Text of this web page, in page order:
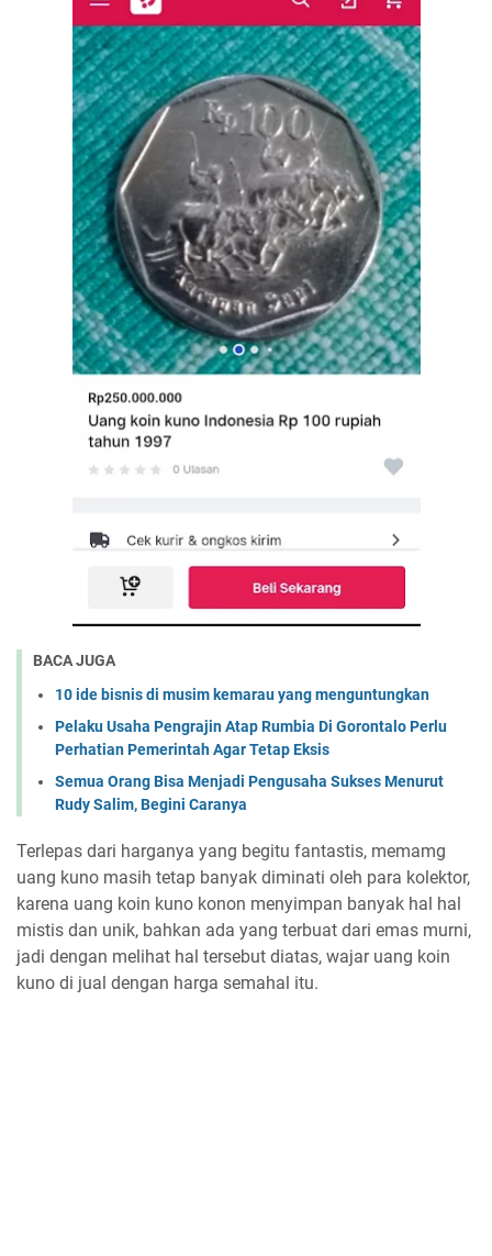
BACA JUGA
10 ide bisnis di musim kemarau yang menguntungkan
Pelaku Usaha Pengrajin Atap Rumbia Di Gorontalo Perlu
Perhatian Pemerintah Agar Tetap Eksis
Semua Orang Bisa Menjadi Pengusaha Sukses Menurut
Rudy Salim, Begini Caranya
Terlepas dari harganya yang begitu fantastis, memamg
uang kuno masih tetap banyak diminati oleh para kolektor,
karena uang koin kuno konon menyimpan banyak hal hal
mistis dan unik, bahkan ada yang terbuat dari emas murni,
jadi dengan melihat hal tersebut diatas, wajar uang koin
kuno di jual dengan harga semahal itu.